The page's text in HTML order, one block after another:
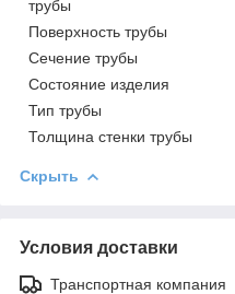
трубы
Поверхность трубы
Сечение трубы
Состояние изделия
Тип трубы
Толщина стенки трубы
Скрыть
Условия доставки
Транспортная компания